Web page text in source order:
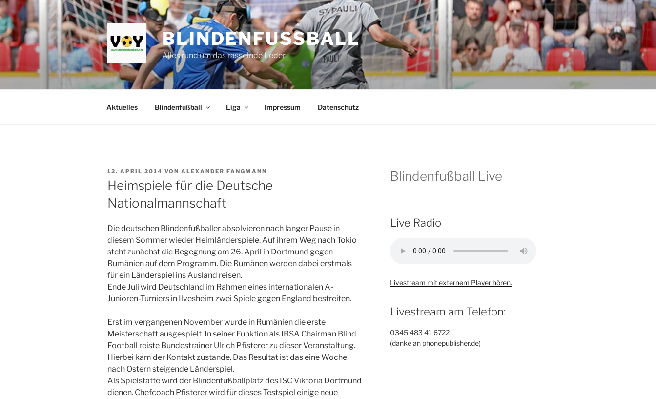
Zum
Inhalt
springen
BLINDENFUSSBALL
Alles rund um das rasselnde Leder
Aktuelles Blindenfußball Liga Impressum Datenschutz
VERÖFFENTLICHT
AM
12. APRIL 2014 VON ALEXANDER FANGMANN
Heimspiele für die Deutsche
Nationalmannschaft
Die deutschen Blindenfußballer absolvieren nach langer Pause in
diesem Sommer wieder Heimländerspiele. Auf ihrem Weg nach Tokio
steht zunächst die Begegnung am 26. April in Dortmund gegen
Rumänien auf dem Programm. Die Rumänen werden dabei erstmals
für ein Länderspiel ins Ausland reisen.
Ende Juli wird Deutschland im Rahmen eines internationalen A-
Junioren-Turniers in Ilvesheim zwei Spiele gegen England bestreiten.
Erst im vergangenen November wurde in Rumänien die erste
Meisterschaft ausgespielt. In seiner Funktion als IBSA Chairman Blind
Football reiste Bundestrainer Ulrich Pfisterer zu dieser Veranstaltung.
Hierbei kam der Kontakt zustande. Das Resultat ist das eine Woche
nach Ostern steigende Länderspiel.
Als Spielstätte wird der Blindenfußballplatz des ISC Viktoria Dortmund
dienen. Chefcoach Pfisterer wird für dieses Testspiel einige neue
Blindenfußball Live
Live Radio
Livestream mit externem Player hören.
Livestream am Telefon:
0345 483 41 6722
(danke an phonepublisher.de)